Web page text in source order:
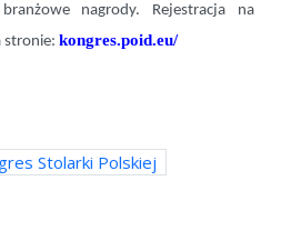
nagrody. Rejestracja na
stronie: kongres.poid.eu/
Stolarki Polskiej